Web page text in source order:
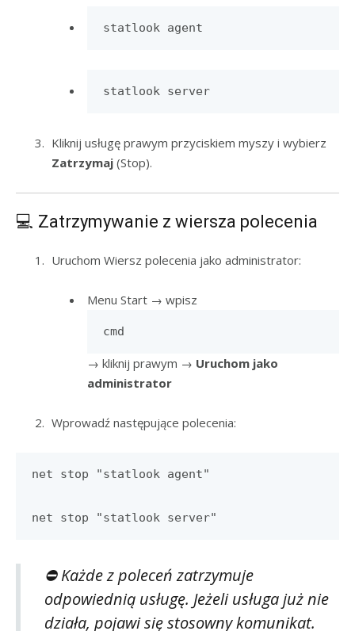
statlook agent
statlook server
Kliknij usługę prawym przyciskiem myszy i wybierz
Zatrzymaj (Stop).
💻 Zatrzymywanie z wiersza polecenia
Uruchom Wiersz polecenia jako administrator:
Menu Start → wpisz
cmd
→ kliknij prawym → Uruchom jako
administrator
Wprowadź następujące polecenia:
net stop "statlook agent"
net stop "statlook server"
⛔ Każde z poleceń zatrzymuje
odpowiednią usługę. Jeżeli usługa już nie
działa, pojawi się stosowny komunikat.